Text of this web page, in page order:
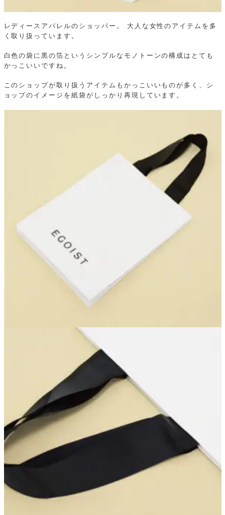
レディースアパレルのショッパー。 大人な女性のアイテムを多
く取り扱っています。
白色の袋に黒の箔というシンプルなモノトーンの構成はとても
かっこいいですね。
このショップが取り扱うアイテムもかっこいいものが多く、シ
ョップのイメージを紙袋がしっかり再現しています。